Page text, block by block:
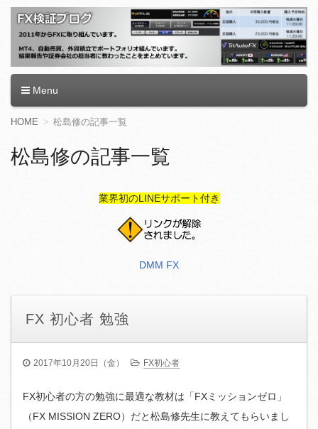
FX検証ブログ
Menu
コ
テ
ン
HOME 松島修の記事一覧
松島修の記事一覧
業界初のLINEサポート付き
DMM FX
FX 初心者 勉強
2017年10月20日（金） FX初心者
FX初心者の方の勉強に最適な教材は「FXミッションゼロ」
（FX MISSION ZERO）だと松島修先生に教えてもらいまし